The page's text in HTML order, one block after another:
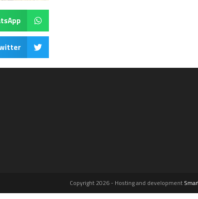
Copyright 2026 - Hosting and development